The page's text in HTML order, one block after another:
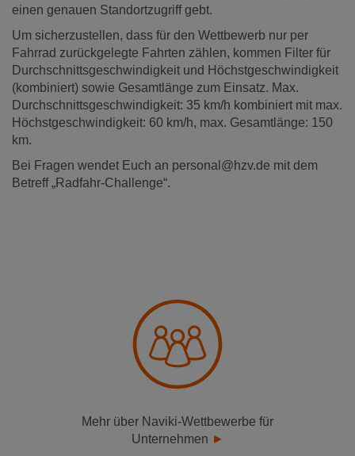
einen genauen Standortzugriff gebt.
Um sicherzustellen, dass für den Wettbewerb nur per
Fahrrad zurückgelegte Fahrten zählen, kommen Filter für
Durchschnittsgeschwindigkeit und Höchstgeschwindigkeit
(kombiniert) sowie Gesamtlänge zum Einsatz. Max.
Durchschnittsgeschwindigkeit: 35 km/h kombiniert mit max.
Höchstgeschwindigkeit: 60 km/h, max. Gesamtlänge: 150
km.
Bei Fragen wendet Euch an personal@hzv.de mit dem
Betreff „Radfahr-Challenge“.
Mehr über Naviki-Wettbewerbe für
Unternehmen